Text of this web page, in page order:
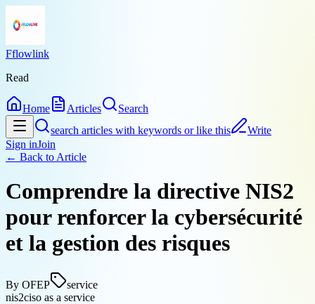
Fflowlink
Read
Home Articles
Search
search articles with keywords or like this
Write
Sign inJoin
← Back to Article
Comprendre la directive NIS2
pour renforcer la cybersécurité
et la gestion des risques
By OFEP
service
nis2ciso as a service